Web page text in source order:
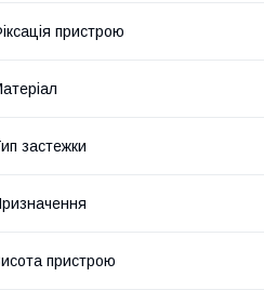
пристрою
застежки
пристрою